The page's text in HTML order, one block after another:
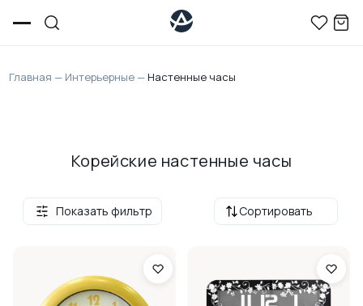
Главная — Интерьерные— Настенные часы
Корейские настенные часы
Сортировать
Показать фильтр